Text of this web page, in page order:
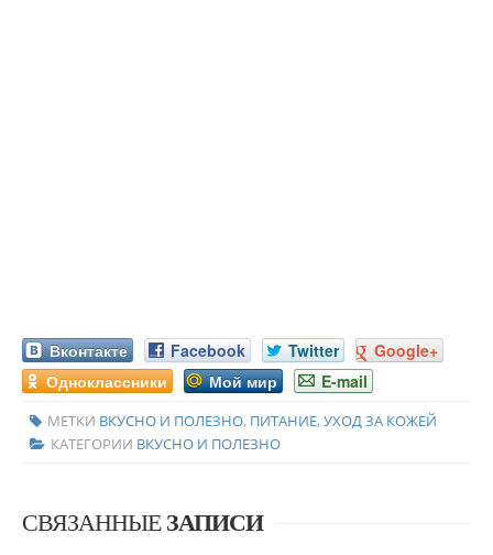
Вконтакте Facebook Twitter
Google+
Одноклассники
Мой мир E-mail
МЕТКИ ВКУСНО И ПОЛЕЗНО, ПИТАНИЕ, УХОД ЗА КОЖЕЙ
КАТЕГОРИИ ВКУСНО И ПОЛЕЗНО
СВЯЗАННЫЕ ЗАПИСИ